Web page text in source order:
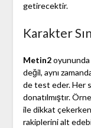
getirecektir.
Karakter
Metin2oyununda
değil, aynı
de test eder. Her
donatılmıştır.
ile dikkat
rakiplerini alt